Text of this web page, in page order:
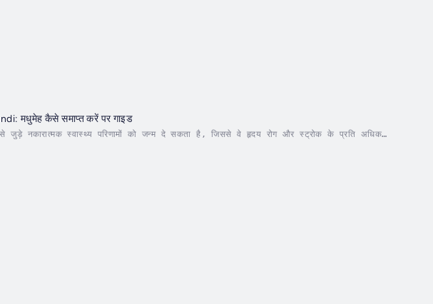
मधुमेह कैसे समाप्त करें पर गाइड
जुड़े नकारात्मक स्वास्थ्य परिणामों को जन्म दे सकता है, जिससे वे हृदय रोग और स्ट्रोक के प्रति अधिक